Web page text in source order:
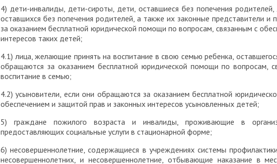
4) дети-инвалиды, дети-сироты, дети, оставшиеся без попечения
оставшихся без попечения родителей, а также их законные представители и
за оказанием бесплатной юридической помощи по вопросам, связанным с
интересов таких детей;
4.1) лица, желающие принять на воспитание в свою семью ребенка,
обращаются за оказанием бесплатной юридической помощи по вопросам,
воспитание в семью;
4.2) усыновители, если они обращаются за оказанием бесплатной
обеспечением и защитой прав и законных интересов усыновленных детей;
5) граждане пожилого возраста и инвалиды, проживающие в
предоставляющих социальные услуги в стационарной форме;
6) несовершеннолетние, содержащиеся в учреждениях системы
несовершеннолетних, и несовершеннолетние, отбывающие наказание в